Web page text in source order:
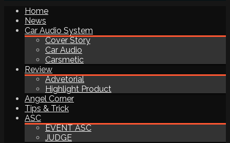
Home
News
Car Audio System
Cover Story
Car Audio
Carsmetic
Review
Advetorial
Highlight Product
Angel Corner
Tips & Trick
ASC
EVENT ASC
JUDGE